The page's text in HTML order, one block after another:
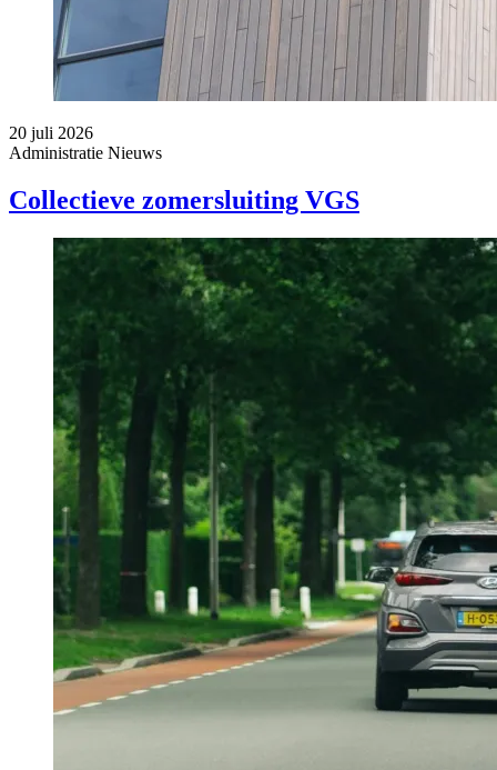
20 juli 2026
Administratie Nieuws
Collectieve zomersluiting VGS